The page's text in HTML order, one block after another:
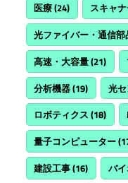
医療(24) スキャ
光ファイバー・通信部
高速・大容量(21)
分析機器(19) 光
ロボティクス (18)
量子コンピューター
建設工事(16) バ